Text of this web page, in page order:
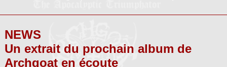
NEWS
Un extrait du prochain album de
Archgoat en écoute